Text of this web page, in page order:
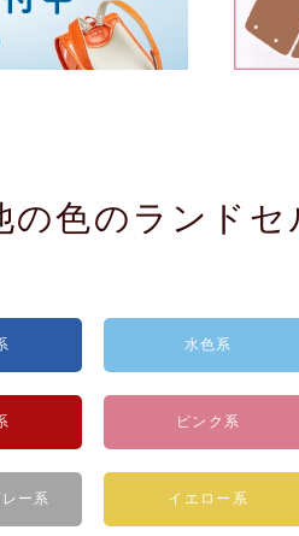
の色のランドセ
水色系
ピンク系
ー系 イエロー系